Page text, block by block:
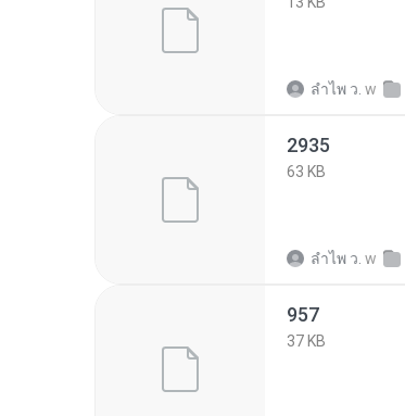
ลําไพ ว. w
2935
63 KB
ลําไพ ว. w
957
37 KB